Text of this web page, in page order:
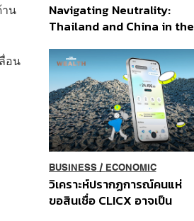
าน
อน
Navigating Neutrality:
Thailand and China in the
Order
BUSINESS/ ECONOMIC
วิเคราะห์ปรากฏการณ์คนแห่
ขอสินเชื่อ CLICX อาจเป็น